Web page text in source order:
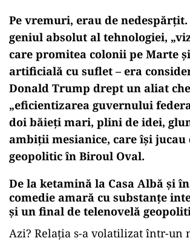
Pe vremuri, erau de nedespărțit.
geniul absolut al tehnologiei,
care promitea colonii pe Marte
artificială cu suflet – era
Donald Trump drept un aliat
„eficientizarea guvernului
doi băieți mari, plini de idei,
ambiții mesianice, care își
geopolitic în Biroul Oval.
De la ketamină la Casa Albă și
comedie amară cu substanțe
și un final de telenovelă
Azi? Relația s-a volatilizat într-un